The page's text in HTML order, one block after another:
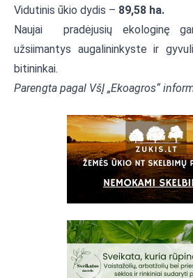
Vidutinis ūkio dydis – 89,58 ha.
Naujai pradėjusių ekologinę
užsiimantys augalininkyste ir
bitininkai.
Parengta pagal VšĮ „Ekoagros“